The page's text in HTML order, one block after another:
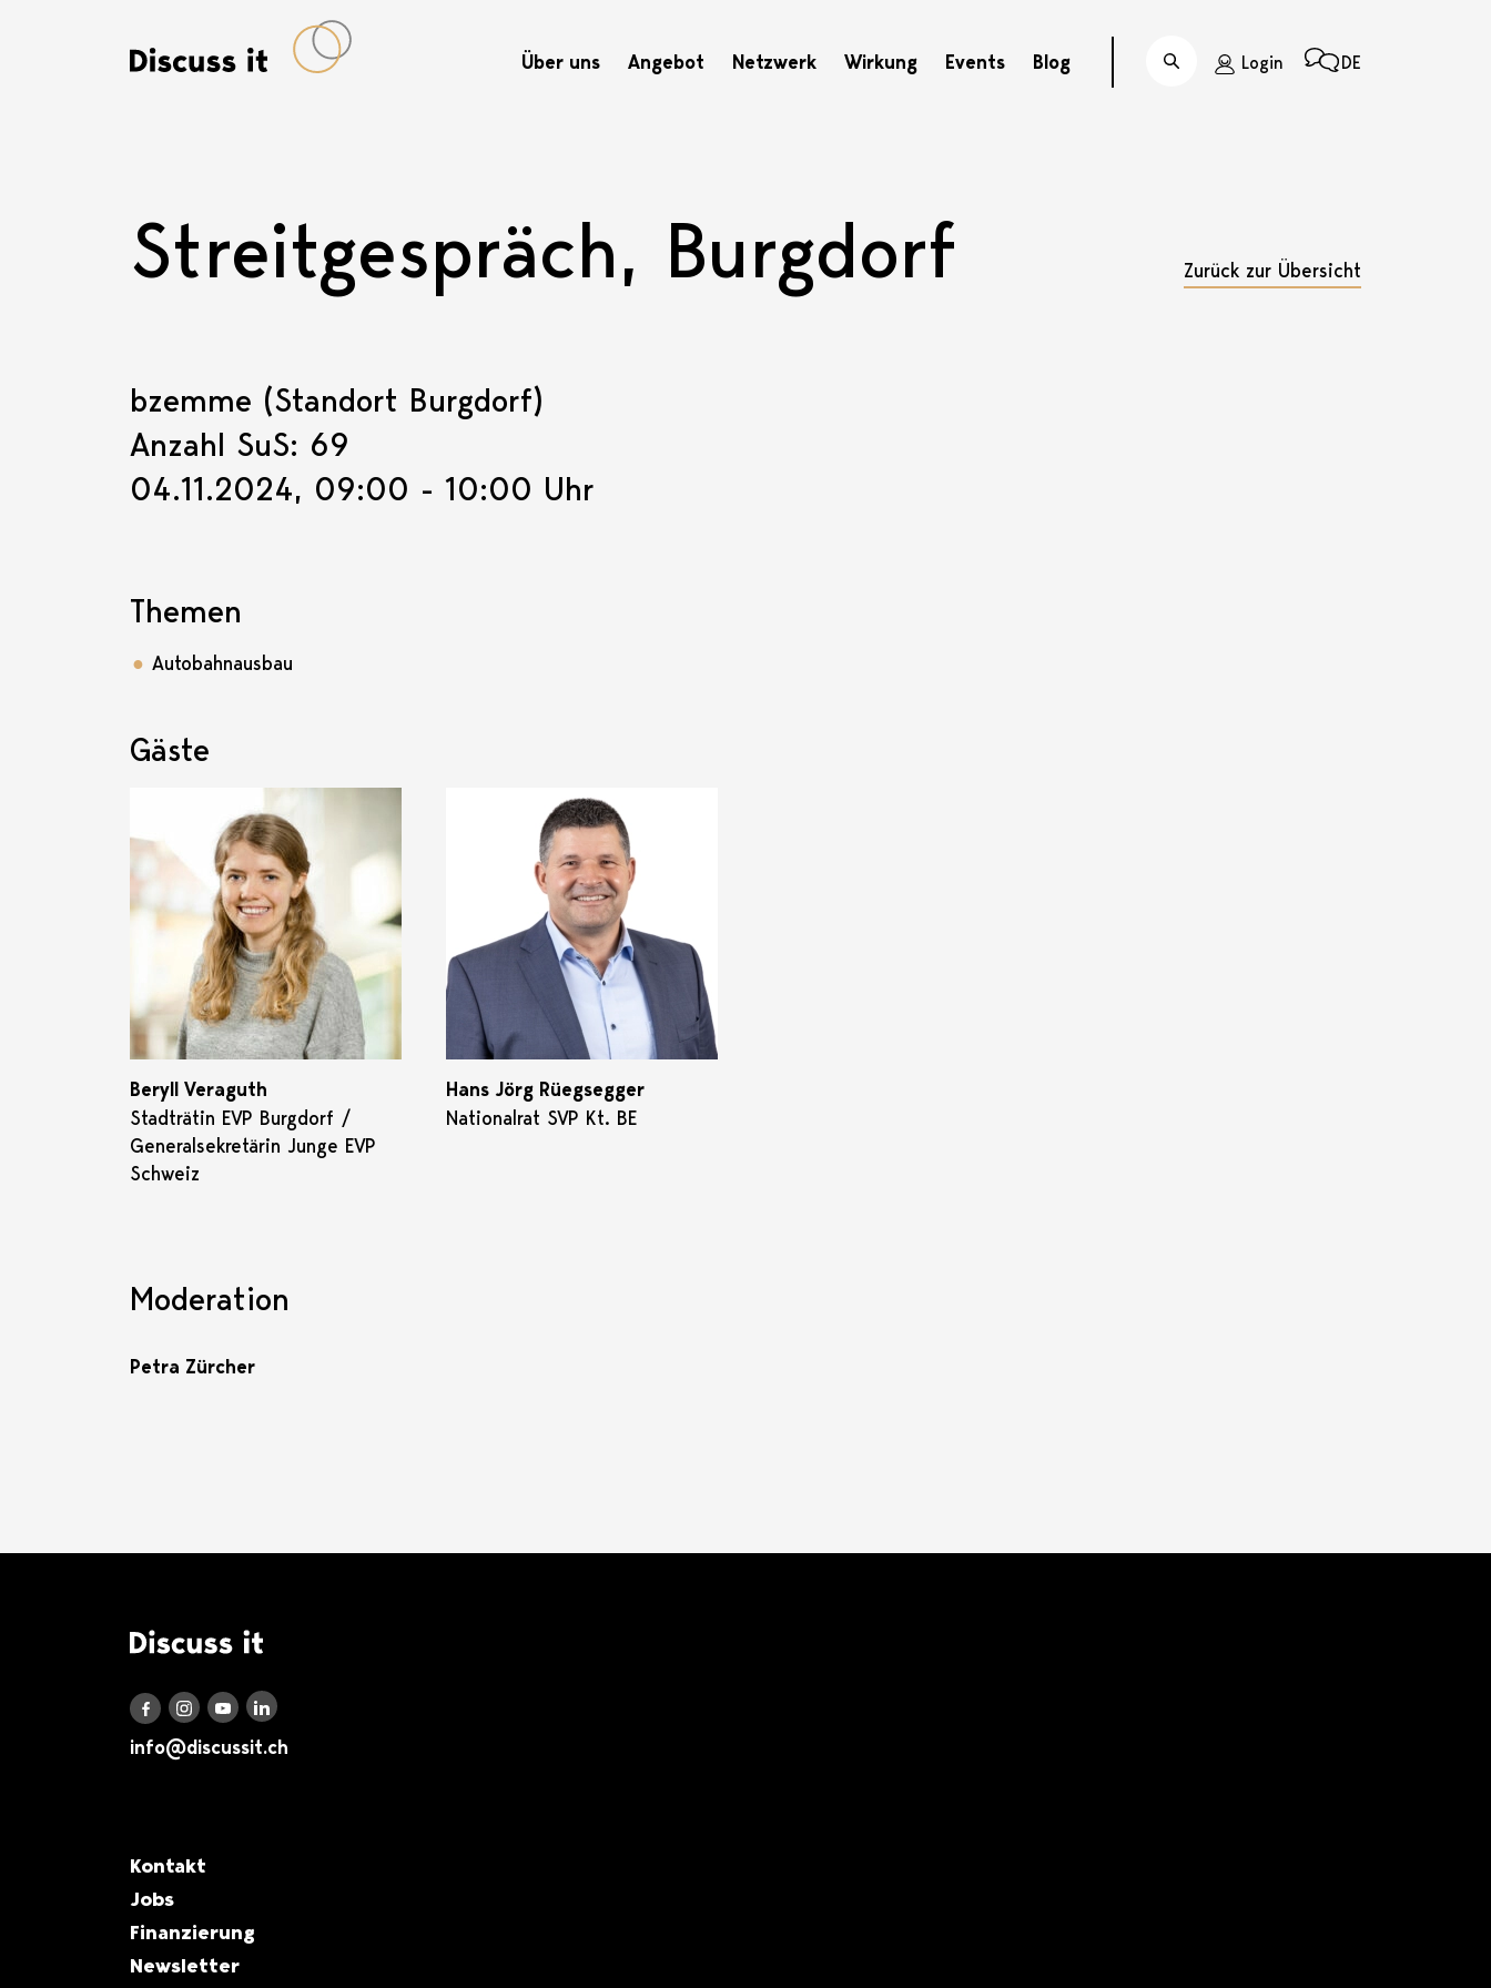
Hauptnavigation
Über uns Angebot Netzwerk Wirkung Events Blog Suche Login DE
Zurück zur Übersicht
Streitgespräch, Burgdorf
bzemme (Standort Burgdorf)
Anzahl SuS: 69
04.11.2024, 09:00 - 10:00 Uhr
Themen
Autobahnausbau
Gäste
Beryll Veraguth
Stadträtin EVP Burgdorf /
Generalsekretärin Junge EVP
Schweiz
Hans Jörg Rüegsegger
Nationalrat SVP Kt. BE
Moderation
Petra Zürcher
Logo Discuss it
Discuss it auf Facebook
Discuss it auf Instagram
Discuss it auf Youtube
Discuss it auf LinkedIn
info@discussit.ch
Metanavigation
Kontakt
Jobs
Finanzierung
Newsletter